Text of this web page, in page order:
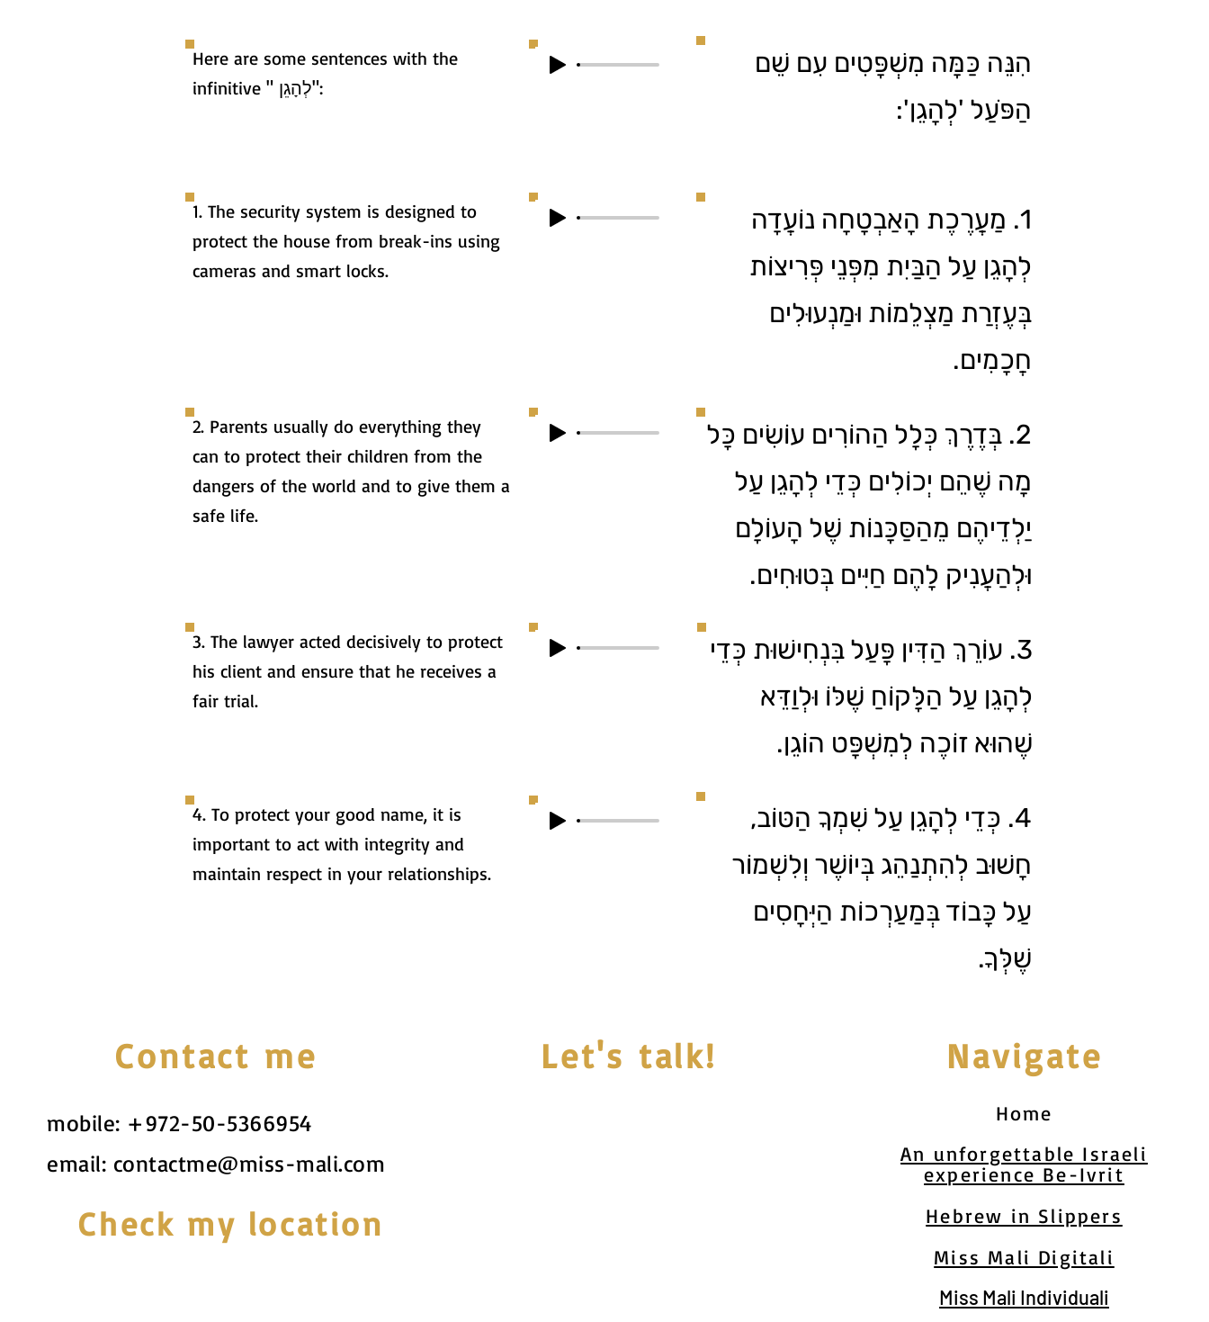
Here are some sentences with the
infinitive " לְהָגֵן":
הִנֵּה כַּמָּה מִשְׁפָּטִים עִם שֵׁם
הַפֹּעַל 'לְהָגֵן':
1. The security system is designed to
protect the house from break-ins using
cameras and smart locks.
1. מַעֲרֶכֶת הָאַבְטָחָה נוֹעֲדָה
לְהָגֵן עַל הַבַּיִת מִפְּנֵי פְּרִיצוֹת
בְּעֶזְרַת מַצְלֵמוֹת וּמַנְעוּלִים
חֲכָמִים.
2. Parents usually do everything they
can to protect their children from the
dangers of the world and to give them a
safe life.
2. בְּדֶרֶךְ כְּלָל הַהוֹרִים עוֹשִׂים כָּל
מָה שֶׁהֵם יְכוֹלִים כְּדֵי לְהָגֵן עַל
יַלְדֵיהֶם מֵהַסַּכָּנוֹת שֶׁל הָעוֹלָם
וּלְהַעֲנִיק לָהֶם חַיִּים בְּטוּחִים.
3. The lawyer acted decisively to protect
his client and ensure that he receives a
fair trial.
3. עוֹרֵךְ הַדִּין פָּעַל בִּנְחִישׁוּת כְּדֵי
לְהָגֵן עַל הַלָּקוֹחַ שֶׁלּוֹ וּלְוַדֵּא
שֶׁהוּא זוֹכֶה לְמִשְׁפָּט הוֹגֵן.
4. To protect your good name, it is
important to act with integrity and
maintain respect in your relationships.
4. כְּדֵי לְהָגֵן עַל שִׁמְךָ הַטּוֹב,
חָשׁוּב לְהִתְנַהֵג בְּיוֹשֶׁר וְלִשְׁמוֹר
עַל כָּבוֹד בְּמַעַרְכוֹת הַיְּחָסִים
שֶׁלְּךָ.
Contact me
mobile: +972-50-5366954
email: contactme@miss-mali.com
Check my location
Let's talk! Navigate
Home
An unforgettable Israeli
experience Be-Ivrit
Hebrew in Slippers
Miss Mali Digitali
Miss Mali Individuali